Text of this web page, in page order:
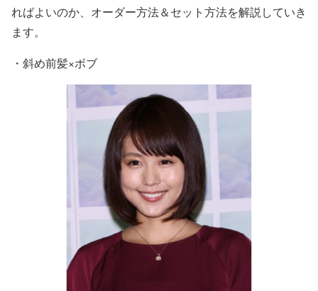
ればよいのか、オーダー方法＆セット方法を解説していき
ます。
・ 斜め前髪×ボブ